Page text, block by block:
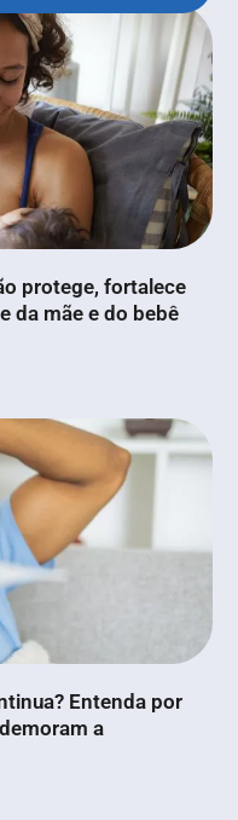
protege, fortalece
da mãe e do bebê
Entenda por
a